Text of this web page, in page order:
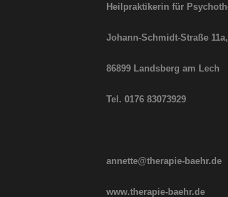
Heilpraktikerin für
Johann-Schmidt-Straße 11a,
86899 Landsberg am Lech
Tel. 0176 83073929
annette@therapie-baehr.de
www.therapie-baehr.de